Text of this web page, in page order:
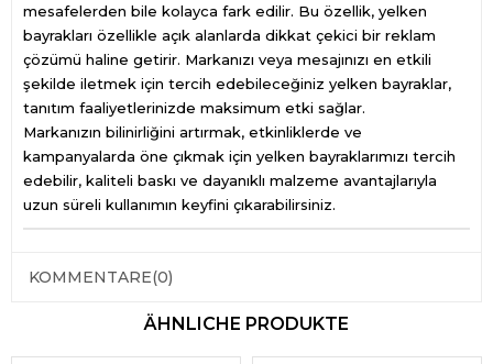
mesafelerden bile kolayca fark edilir. Bu özellik, yelken
bayrakları özellikle açık alanlarda dikkat çekici bir reklam
çözümü haline getirir. Markanızı veya mesajınızı en etkili
şekilde iletmek için tercih edebileceğiniz yelken bayraklar,
tanıtım faaliyetlerinizde maksimum etki sağlar.
Markanızın bilinirliğini artırmak, etkinliklerde ve
kampanyalarda öne çıkmak için yelken bayraklarımızı tercih
edebilir, kaliteli baskı ve dayanıklı malzeme avantajlarıyla
uzun süreli kullanımın keyfini çıkarabilirsiniz.
KOMMENTARE(0)
ÄHNLICHE PRODUKTE